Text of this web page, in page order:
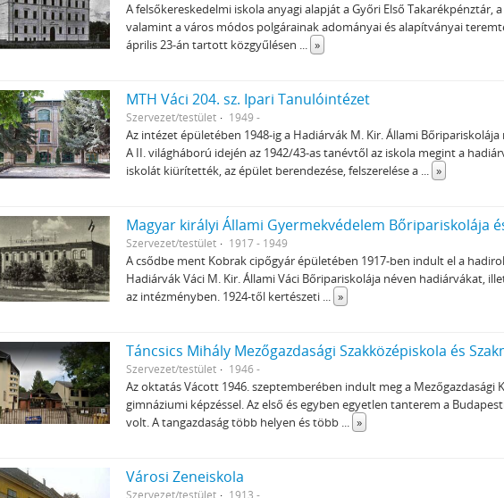
A felsőkereskedelmi iskola anyagi alapját a Győri Első Takarékpénztár,
valamint a város módos polgárainak adományai és alapítványai
április 23-án tartott közgyűlésen ... »
MTH Váci 204. sz. Ipari Tanulóintézet
Szervezet/testület 1949 -
Az intézet épületében 1948-ig a Hadiárvák M. Kir. Állami
A II. világháború idején az 1942/43-as tanévtől az iskola megint a
iskolát kiürítették, az épület berendezése, felszerelése a ... »
Magyar királyi Állami Gyermekvédelem Bőripariskolája
Szervezet/testület 1917 - 1949
A csődbe ment Kobrak cipőgyár épületében 1917-ben indult el a
Hadiárvák Váci M. Kir. Állami Váci Bőripariskolája néven hadiárvákat,
az intézményben. 1924-től kertészeti ... »
Táncsics Mihály Mezőgazdasági Szakközépiskola és
Szervezet/testület 1946 -
Az oktatás Vácott 1946. szeptemberében indult meg a Mezőgazdasági
gimnáziumi képzéssel. Az első és egyben egyetlen tanterem a
volt. A tangazdaság több helyen és több ... »
Városi Zeneiskola
Szervezet/testület 1913 -